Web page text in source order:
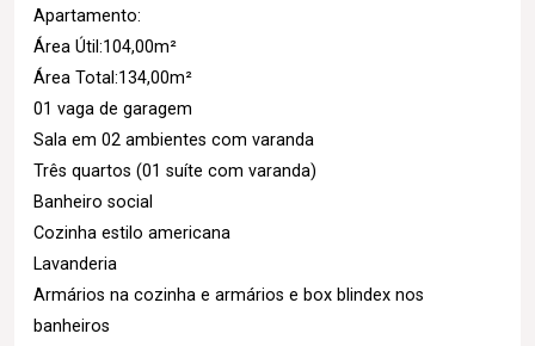
Apartamento:
Área Útil:104,00m²
Área Total:134,00m²
01 vaga de garagem
Sala em 02 ambientes com varanda
Três quartos (01 suíte com varanda)
Banheiro social
Cozinha estilo americana
Lavanderia
Armários na cozinha e armários e box blindex nos
banheiros